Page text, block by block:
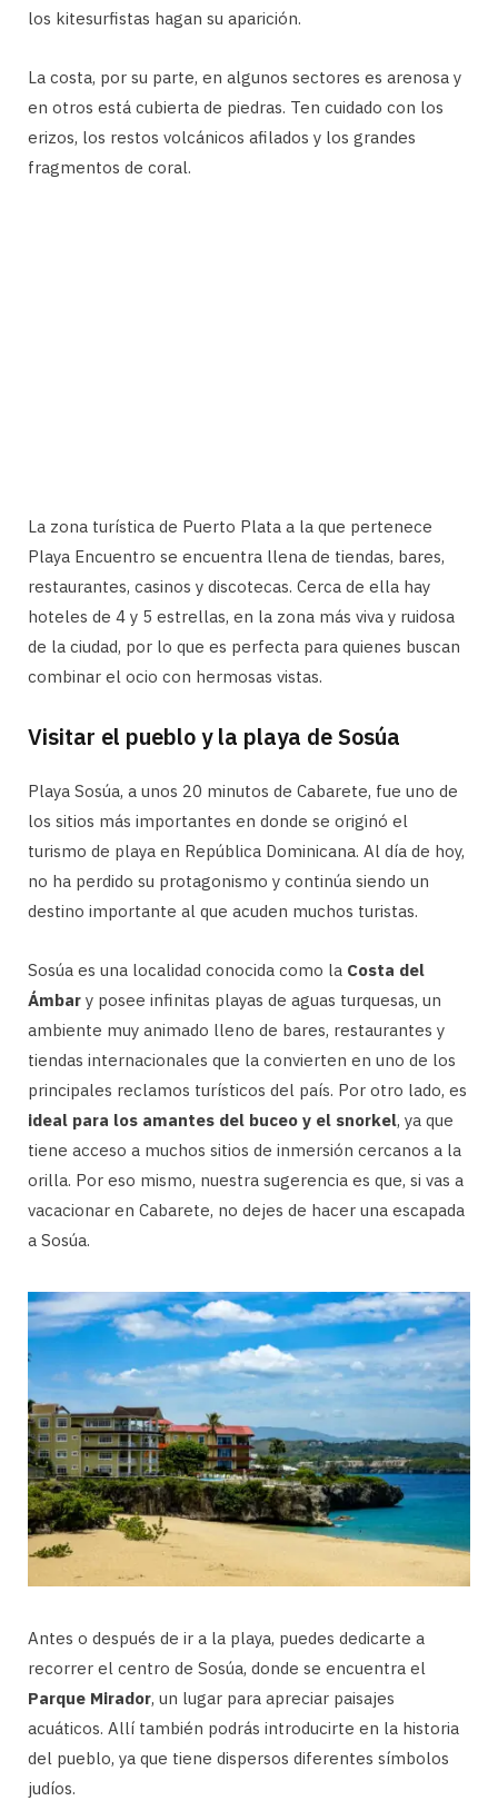
los kitesurfistas hagan su aparición.
La costa, por su parte, en algunos sectores es arenosa y
en otros está cubierta de piedras. Ten cuidado con los
erizos, los restos volcánicos afilados y los grandes
fragmentos de coral.
La zona turística de Puerto Plata a la que pertenece
Playa Encuentro se encuentra llena de tiendas, bares,
restaurantes, casinos y discotecas. Cerca de ella hay
hoteles de 4 y 5 estrellas, en la zona más viva y ruidosa
de la ciudad, por lo que es perfecta para quienes buscan
combinar el ocio con hermosas vistas.
Visitar el pueblo y la playa de Sosúa
Playa Sosúa, a unos 20 minutos de Cabarete, fue uno de
los sitios más importantes en donde se originó el
turismo de playa en República Dominicana. Al día de hoy,
no ha perdido su protagonismo y continúa siendo un
destino importante al que acuden muchos turistas.
Sosúa es una localidad conocida como la Costa del
Ámbar y posee infinitas playas de aguas turquesas, un
ambiente muy animado lleno de bares, restaurantes y
tiendas internacionales que la convierten en uno de los
principales reclamos turísticos del país. Por otro lado, es
ideal para los amantes del buceo y el snorkel, ya que
tiene acceso a muchos sitios de inmersión cercanos a la
orilla. Por eso mismo, nuestra sugerencia es que, si vas a
vacacionar en Cabarete, no dejes de hacer una escapada
a Sosúa.
Antes o después de ir a la playa, puedes dedicarte a
recorrer el centro de Sosúa, donde se encuentra el
Parque Mirador, un lugar para apreciar paisajes
acuáticos. Allí también podrás introducirte en la historia
del pueblo, ya que tiene dispersos diferentes símbolos
judíos.